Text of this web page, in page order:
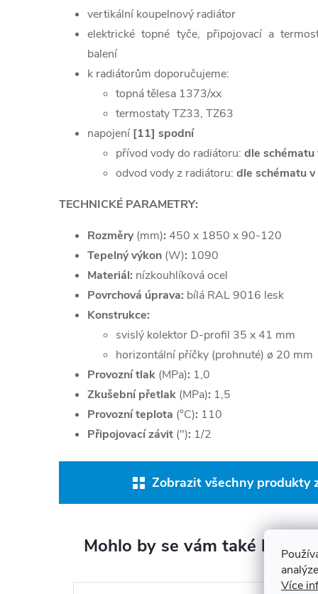
Více
vertikální koupelnový radiátor
elektrické topné tyče, připojovací a
balení
k radiátorům doporučujeme:
topná tělesa 1373/xx
termostaty TZ33, TZ63
napojení [11] spodní
přívod vody do radiátoru: dle
odvod vody z radiátoru: dle schématu
TECHNICKÉ PARAMETRY:
Rozměry(mm): 450 x 1850 x 90-120
Tepelný výkon (W): 1090
Materiál: nízkouhlíková ocel
Povrchová úprava: bílá RAL 9016 lesk
Konstrukce:
svislý kolektor D-profil 35 x 41 mm
horizontální příčky (prohnuté) ø 20 mm
Provozní tlak (MPa): 1,0
Zkušební přetlak (MPa): 1,5
Provozní teplota (°C): 110
Připojovací závit ("): 1/2
Zobrazit všechny produkty
Mohlo by se vám také líbit